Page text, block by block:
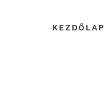
KEZDŐLAP